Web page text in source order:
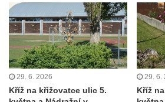
Misijní kříž na kostele svatého Václava
Rychnově u Jablonce nad Nisou
Kříž u domu čp. 23 v Pulečném
Kříž u rozcestí u domu čp. 53 v
Centrální kříž hřbitova v Krásné u
Boží muka v zámeckém parku Dolního
29. 6. 2026
Kříž na křižovatce ulic 5.
29. 6.
Kříž